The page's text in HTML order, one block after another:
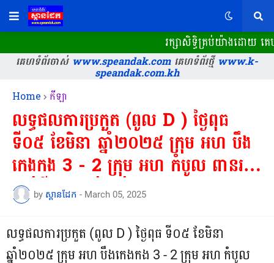
រក្សាសិទ្ធិគ្រប់យ៉ាងដោយ
គេហទំព័រចាស់www.speandak.comគេហទំព័រថ្មីwww.k-
speandak.com.kh
Home កីឡា
លទ្ធផលការប្រកួត (ពូល D ) ថ្ងៃពុធ
ទី០៥ ខែមិនា ឆ្នាំ២០២៥ ក្រុម អហ បឹង
កេងកង 3 - 2 ក្រុម អហ កំបូល ពានរ
ង្វាន់កីឡាបាល់ទាត់កងរាជអាវុធហត្ថ
រាជធានីភ្នំពេញឆ្នាំ២០២៥...
by ស្ពានដែក - March 05, 2025
លទ្ធផលការប្រកួត (ពូល D ) ថ្ងៃពុធ ទី០៥ ខែមិនា
ឆ្នាំ២០២៥ ក្រុម អហ បឹងកេងកង 3 - 2 ក្រុម អហ កំបូល